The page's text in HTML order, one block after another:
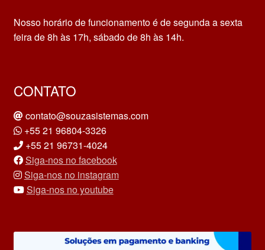
Nosso horário de funcionamento é de segunda a sexta
feira de 8h às 17h, sábado de 8h às 14h.
CONTATO
contato@souzasistemas.com
+55 21 96804-3326
+55 21 96731-4024
Siga-nos no facebook
Siga-nos no instagram
Siga-nos no youtube